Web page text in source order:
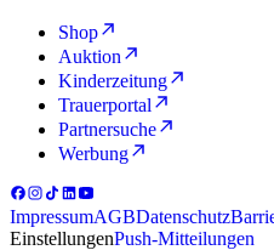
Shop
Auktion
Kinderzeitung
Trauerportal
Partnersuche
Werbung
ImpressumAGBDatenschutz
EinstellungenPush-Mitteilungen